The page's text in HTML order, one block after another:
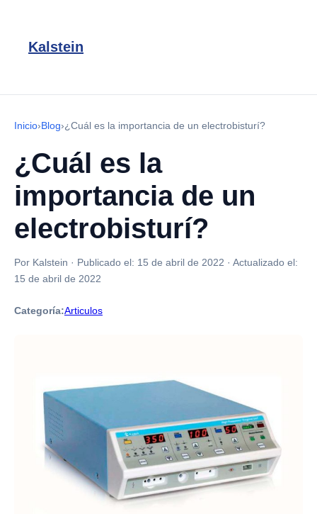
Kalstein
Inicio›Blog›¿Cuál es la importancia de un electrobisturí?
¿Cuál es la
importancia de un
electrobisturí?
Por Kalstein · Publicado el: 15 de abril de 2022 · Actualizado el:
15 de abril de 2022
Categoría:Articulos